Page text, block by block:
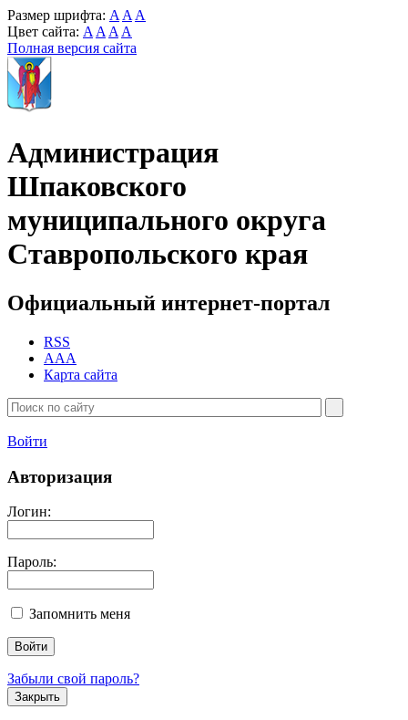
Размер шрифта: A A A
Цвет сайта: A A A A
Полная версия сайта
Администрация
Шпаковского
муниципального округа
Ставропольского края
Официальный интернет-портал
RSS
AAA
Карта сайта
Войти
Авторизация
Логин:
Пароль:
Запомнить меня
Забыли свой пароль?
Закрыть